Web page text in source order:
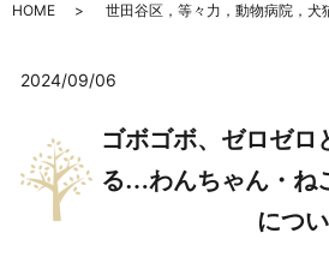
HOME 世田谷区，等々力，動物病院，犬
2024/09/06
ゴボゴボ、ゼロゼロ
る…わんちゃん・ね
につ